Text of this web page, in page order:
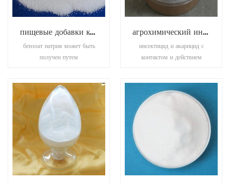
soluble in acetone,
пищевые добавки консервант бензоат калия
бензоат натрия может быть
получен путем
кислотой. Бензоат калия
(e212), калиевая соль
бензойной кислоты, является
пищевым консервантом,
который ингибирует рост
плесени, дрожжей и
некоторых бактерий.
агрохимический инсектицид ацетамиприд
инсектицид и акарицид с
контактом и действием
листоверток, присосок,
колорадских жуков и т. д.